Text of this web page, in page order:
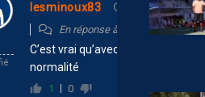
lesminoux83 2 février 2017
En réponse à Charlie c est MOI
C’est vrai qu’avec une période
normalité
1 0